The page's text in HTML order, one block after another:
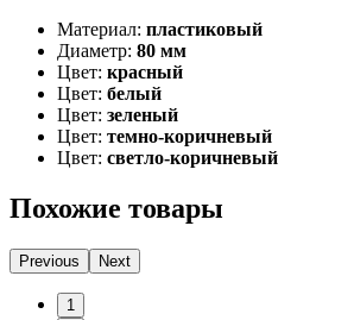
Материал: пластиковый
Диаметр: 80 мм
Цвет: красный
Цвет: белый
Цвет: зеленый
Цвет: темно-коричневый
Цвет: светло-коричневый
Похожие товары
Previous Next
1